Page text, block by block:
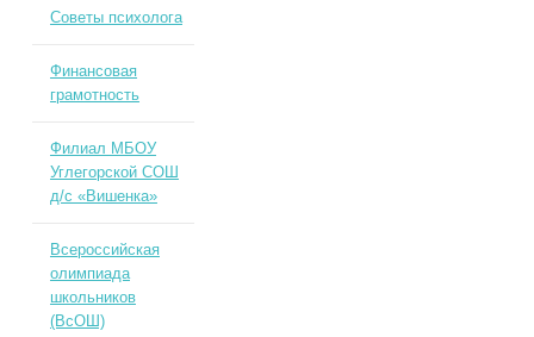
Советы психолога
Финансовая
грамотность
Филиал МБОУ
Углегорской СОШ
д/с «Вишенка»
Всероссийская
олимпиада
школьников
(ВсОШ)